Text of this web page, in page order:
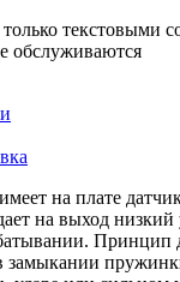
текстовыми
обслуживаются
на плате
на выход низкий
Принцип
замыкании